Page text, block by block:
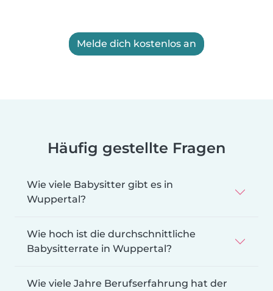
Melde dich kostenlos an
Häufig gestellte Fragen
Wie viele Babysitter gibt es in
Wuppertal?
Wie hoch ist die durchschnittliche
Babysitterrate in Wuppertal?
Wie viele Jahre Berufserfahrung hat der